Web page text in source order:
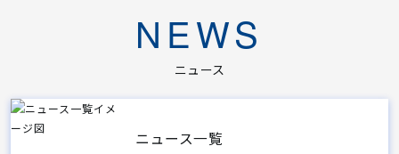
NEWS
ニュース
ニュース一覧